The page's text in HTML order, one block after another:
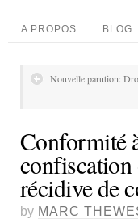
A PROPOS BLOG
Nouvelle parution:
Conformité
confiscation
récidive de
by MARC